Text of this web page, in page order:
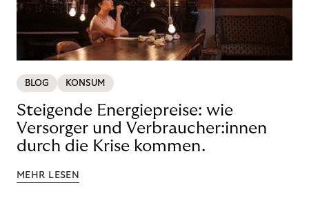
BLOG KONSUM
Steigende Energiepreise: wie
Versorger und Verbraucher:innen
durch die Krise kommen.
MEHR LESEN